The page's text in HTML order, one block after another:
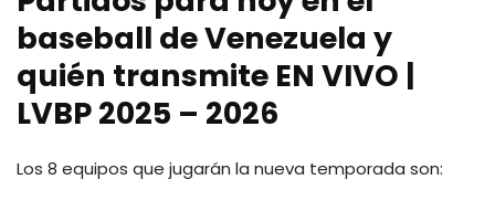
baseball de Venezuela y
quién transmite EN VIVO |
LVBP 2025 – 2026
Los 8 equipos que jugarán la nueva temporada son: